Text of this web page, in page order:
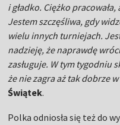
i gładko. Ciężko
Jestem szczęśliwa, gdy
wielu innych turniejach.
nadzieję, że naprawdę
zasługuje. W tym tygodniu
że nie zagra aż tak dobrze
Świątek.
Polka odniosła się też do